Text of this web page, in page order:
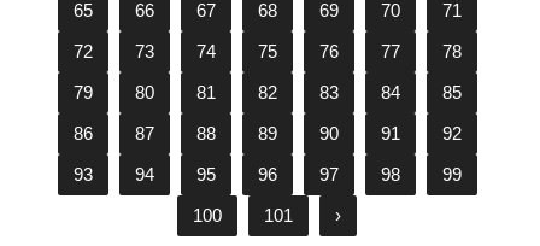
65
66 67 68 69 70
71
72
73 74 75 76 77
78
79
80 81 82 83 84
85
86
87 88 89 90 91
92
93
94 95 96 97 98
99
100
101 ›